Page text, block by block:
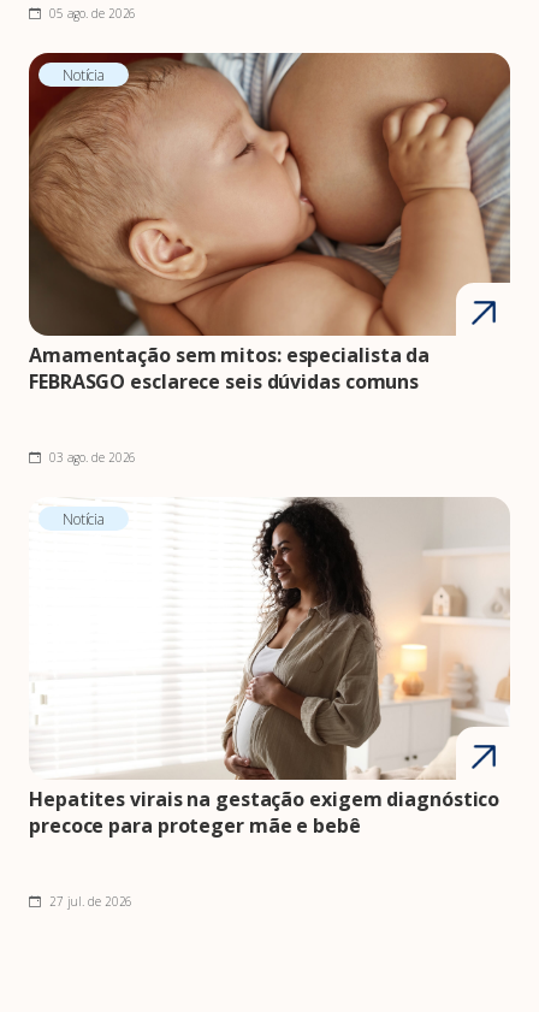
05 ago. de 2026
Notícia
Amamentação sem mitos: especialista da
FEBRASGO esclarece seis dúvidas comuns
03 ago. de 2026
Notícia
Hepatites virais na gestação exigem diagnóstico
precoce para proteger mãe e bebê
27 jul. de 2026